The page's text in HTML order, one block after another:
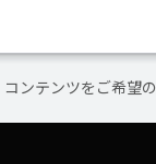
ンテンツをご希望